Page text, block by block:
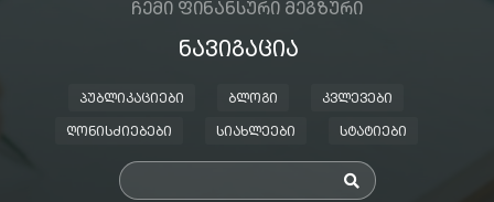
ᲩᲔᲛᲘ ᲤᲘᲜᲐᲜᲡᲣᲠᲘ ᲛᲔᲒᲖᲣᲠᲘ
ᲜᲐᲕᲘᲒᲐᲪᲘᲐ
ᲞᲣᲑᲚᲘᲙᲐᲪᲘᲔᲑᲘ ᲑᲚᲝᲒᲘ ᲙᲕᲚᲔᲕᲔᲑᲘ
ᲦᲝᲜᲘᲡᲫᲘᲔᲑᲔᲑᲘ ᲡᲘᲐᲮᲚᲔᲔᲑᲘ ᲡᲢᲐᲢᲘᲔᲑᲘ